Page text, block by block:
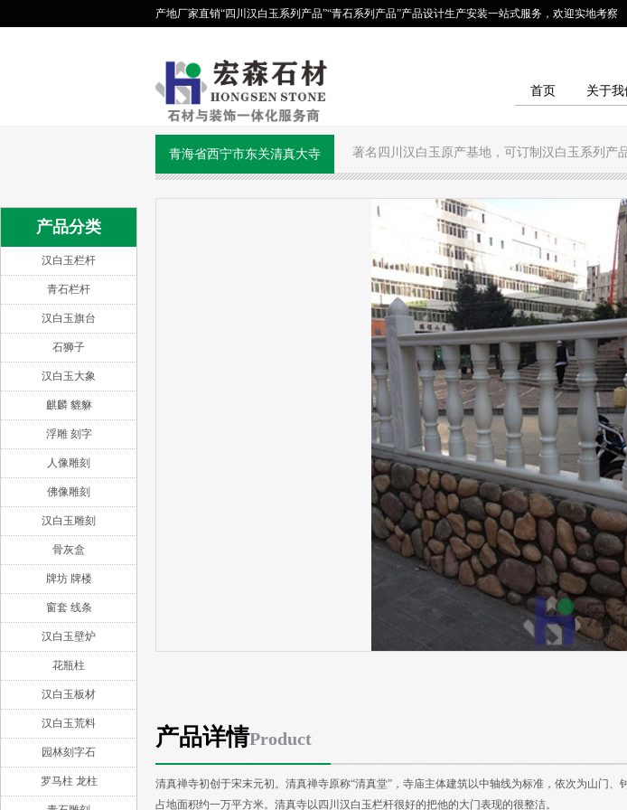
产地厂家直销“四川汉白玉系列产品”“青石系列产品”产品设计生产安装一站式服务，欢迎实地考察
首页 关于我
产品分类
汉白玉栏杆
青石栏杆
汉白玉旗台
石狮子
汉白玉大象
麒麟 貔貅
浮雕 刻字
人像雕刻
佛像雕刻
汉白玉雕刻
骨灰盒
牌坊 牌楼
窗套 线条
汉白玉壁炉
花瓶柱
汉白玉板材
汉白玉荒料
园林刻字石
罗马柱 龙柱
青海省西宁市东关清真大寺 著名四川汉白玉原产基地，可订制汉白玉系列产
产品详情Product
清真禅寺初创于宋末元初。清真禅寺原称“清真堂”，寺庙主体建筑以中轴线为标准，依次为山门
占地面积约一万平方米。清真寺以四川汉白玉栏杆很好的把他的大门表现的很整洁。